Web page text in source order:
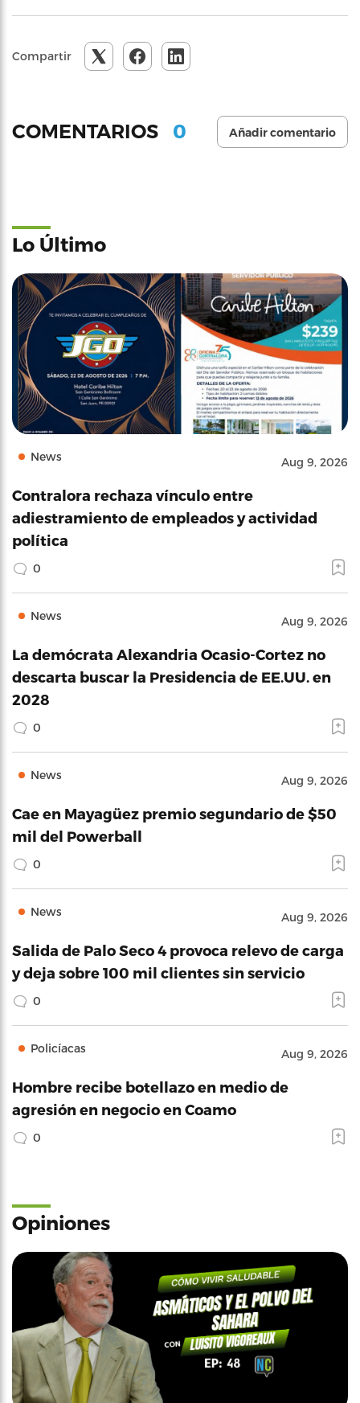
Compartir
COMENTARIOS 0 Añadir comentario
Lo Último
News Aug 9, 2026
Contralora rechaza vínculo entre
adiestramiento de empleados y actividad
política
0
News Aug 9, 2026
La demócrata Alexandria Ocasio-Cortez no
descarta buscar la Presidencia de EE.UU. en
2028
0
News Aug 9, 2026
Cae en Mayagüez premio segundario de $50
mil del Powerball
0
News Aug 9, 2026
Salida de Palo Seco 4 provoca relevo de carga
y deja sobre 100 mil clientes sin servicio
0
Policíacas Aug 9, 2026
Hombre recibe botellazo en medio de
agresión en negocio en Coamo
0
Opiniones